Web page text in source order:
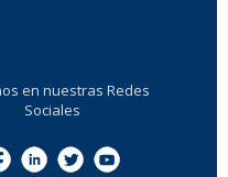
en nuestras Redes
Sociales